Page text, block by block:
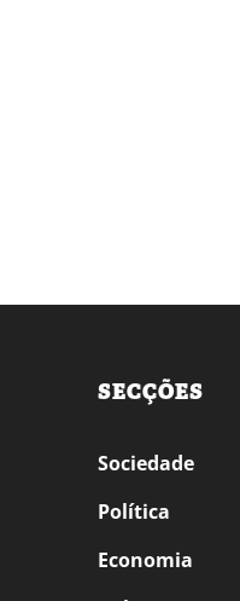
SECÇÕES
Sociedade
Política
Economia